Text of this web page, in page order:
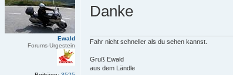
Ewald
Forums-Urgestein
i
t
Danke
Fahr nicht schneller als du sehen kannst.
Gruß Ewald
aus dem Ländle